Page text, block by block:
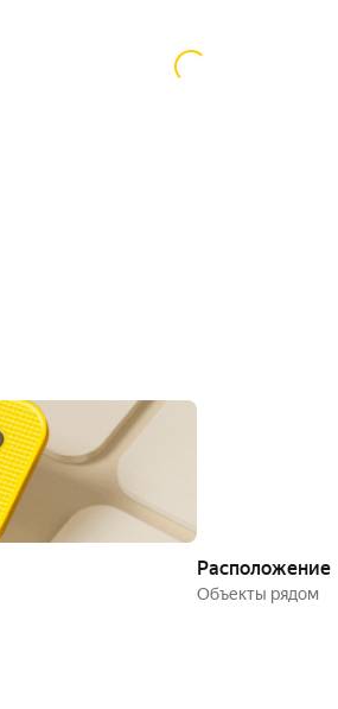
Расположение
Объекты рядом